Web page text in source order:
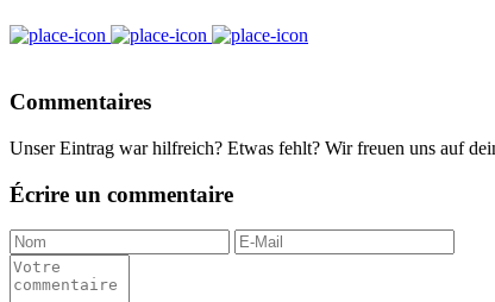
Commentaires
Unser Eintrag war hilfreich? Etwas fehlt? Wir freuen uns auf
Écrire un commentaire